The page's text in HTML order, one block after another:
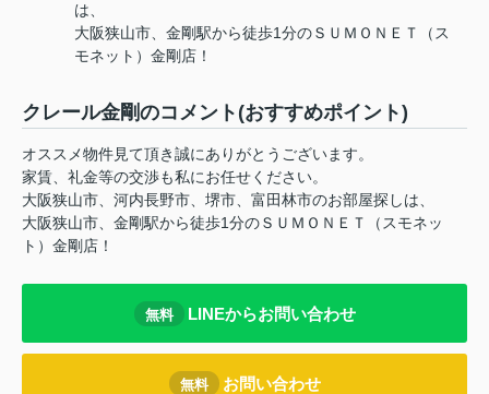
は、
大阪狭山市、金剛駅から徒歩1分のＳＵＭＯＮＥＴ（ス
モネット）金剛店！
クレール金剛のコメント(おすすめポイント)
オススメ物件見て頂き誠にありがとうございます。
家賃、礼金等の交渉も私にお任せください。
大阪狭山市、河内長野市、堺市、富田林市のお部屋探しは、
大阪狭山市、金剛駅から徒歩1分のＳＵＭＯＮＥＴ（スモネッ
ト）金剛店！
無料 LINEからお問い合わせ
無料 お問い合わせ